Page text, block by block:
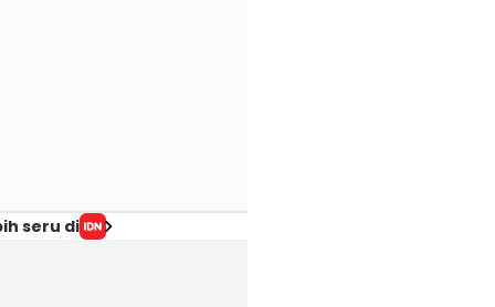
seru di